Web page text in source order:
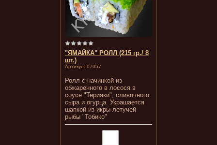
"ЯМАЙКА" РОЛЛ (215 гр./ 8
шт.)
Артикул: 07057
Ролл с начинкой из
обжаренного в лосося в
соусе "Терияки", сливочного
сыра и огурца. Украшается
шапкой из икры летучей
рыбы "Тобико"